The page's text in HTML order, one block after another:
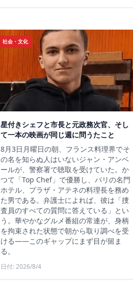
社会・文化
星付きシェフと市長と元政務次官、そし
て一本の映画が同じ週に問うたこと
8月3日月曜日の朝、フランス料理界でそ
の名を知らぬ人はいないジャン・アンベ
ールが、警察署で聴取を受けていた。か
つて「Top Chef」で優勝し、パリの名門
ホテル、プラザ・アテネの料理長を務め
た男である。弁護士によれば、彼は「捜
査員のすべての質問に答えている」とい
う。華やかなグルメ番組の常連が、身柄
を拘束された状態で朝から取り調べを受
ける――このギャップにまず目が留ま
る。
日付: 2026/8/4